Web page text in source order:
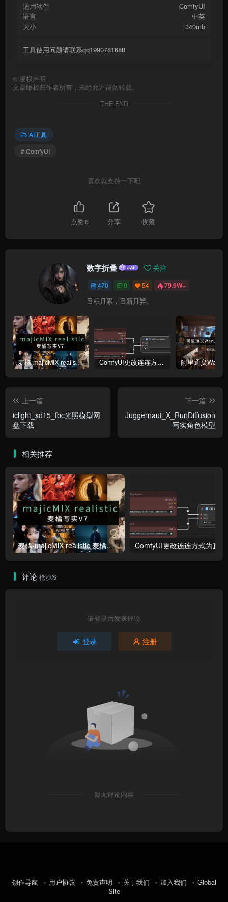
适用软件
ComfyUI
语言
中英
大小
340mb
工具使用问题请联系qq1990781688
© 版权声明
文章版权归作者所有，未经允许请勿转载。
THE END
AI工具
# ComfyUI
喜欢就支持一下吧
点赞6 分享 收藏
数字折叠 关注
470 0 54 79.9W+
日积月累，日新月异。
麦橘-majicMlX realistic 麦橘写实V7模型 ComfyUI更改连连方式为直线连接
上一篇
iclight_sd15_fbc光照模型网
盘下载
下一篇
Juggernaut_X_RunDiffusion
写实角色模型
相关推荐
麦橘-majicMlX realistic 麦橘写实V7模型
评论 抢沙发
请登录后发表评论
登录 注册
暂无评论内容
创作导航 用户协议 免责声明 关于我们 加入我们
Global
Site